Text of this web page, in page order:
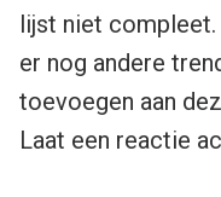
lijst niet
er nog andere
toevoegen aan
Laat een reactie